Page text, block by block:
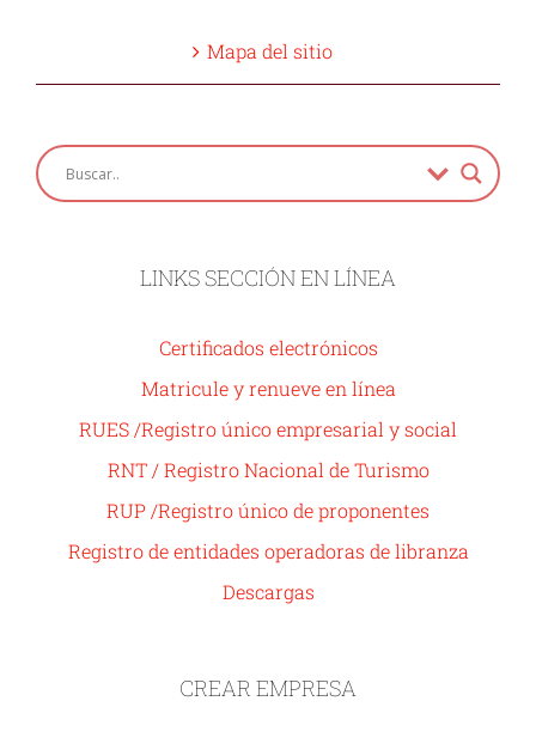
Mapa del sitio
LINKS SECCIÓN EN LÍNEA
Certificados electrónicos
Matricule y renueve en línea
RUES /Registro único empresarial y social
RNT / Registro Nacional de Turismo
RUP /Registro único de proponentes
Registro de entidades operadoras de libranza
Descargas
CREAR EMPRESA